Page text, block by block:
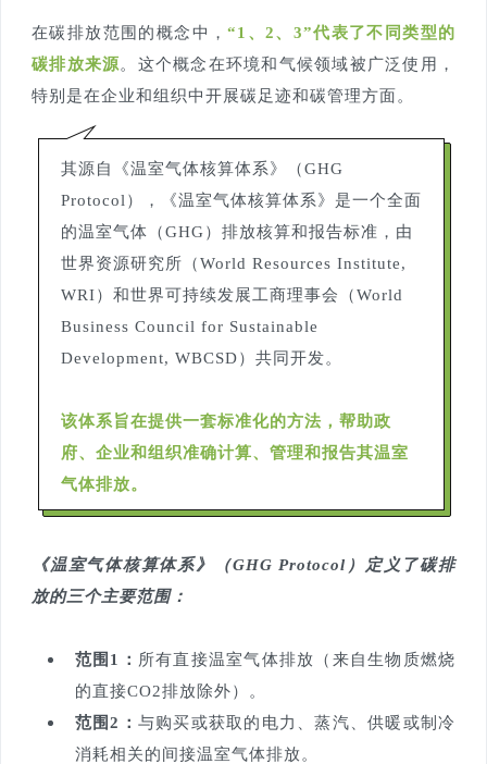
在碳排放范围的概念中，“1、2、3”代表了不同类型的
碳排放来源。这个概念在环境和气候领域被广泛使用，
特别是在企业和组织中开展碳足迹和碳管理方面。
其源自《温室气体核算体系》（GHG
Protocol），《温室气体核算体系》是一个全面
的温室气体（GHG）排放核算和报告标准，由
世界资源研究所（World Resources Institute,
WRI）和世界可持续发展工商理事会（World
Business Council for Sustainable
Development, WBCSD）共同开发。
该体系旨在提供一套标准化的方法，帮助政
府、企业和组织准确计算、管理和报告其温室
气体排放。
《温室气体核算体系》（GHG Protocol）定义了碳排
放的三个主要范围：
范围1： 所有直接温室气体排放（来自生物质燃烧
的直接CO2排放除外）。
范围2： 与购买或获取的电力、蒸汽、供暖或制冷
消耗相关的间接温室气体排放。